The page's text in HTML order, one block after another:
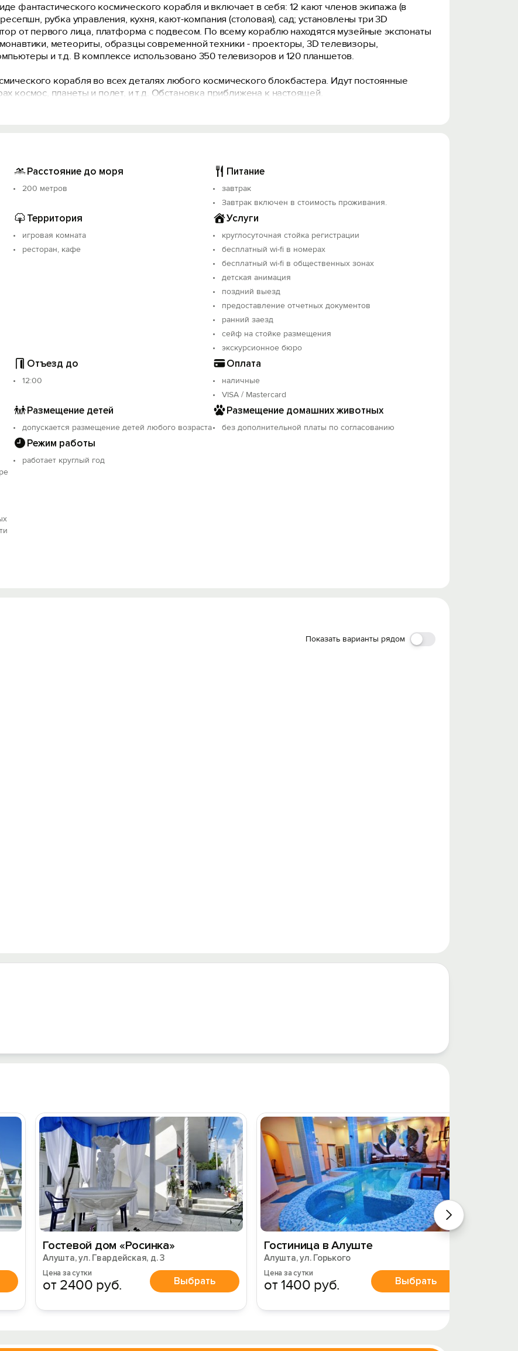
фантастического космического корабля и включает в себя: 12 кают членов экипажа (в
рубка управления, кухня, кают-компания (столовая), сад; установлены три 3D
от первого лица, платформа с подвесом. По всему кораблю находятся музейные экспонаты
метеориты, образцы современной техники - проекторы, 3D телевизоры,
и т.д. В комплексе использовано 350 телевизоров и 120 планшетов.
корабля во всех деталях любого космического блокбастера. Идут постоянные
космос, планеты и полет, и т.д. Обстановка приближена к настоящей.
Расстояние до моря
200 метров
Питание
завтрак
Завтрак включен в стоимость проживания.
Территория
игровая комната
ресторан, кафе
Услуги
круглосуточная стойка регистрации
бесплатный wi-fi в номерах
бесплатный wi-fi в общественных зонах
детская анимация
поздний выезд
предоставление отчетных документов
ранний заезд
сейф на стойке размещения
экскурсионное бюро
Отъезд до
12:00
Оплата
наличные
VISA / Mastercard
Размещение детей
допускается размещение детей любого возраста
Размещение домашних животных
без дополнительной платы по согласованию
Режим работы
работает круглый год
Показать варианты рядом
Гостевой дом «Росинка»
Алушта, ул. Гвардейская, д. 3
Цена за сутки
от 2400 руб. Выбрать
Гостиница в Алуште
Алушта, ул. Горького
Цена за сутки
от 1400 руб. Выбрать
Вход на сайт